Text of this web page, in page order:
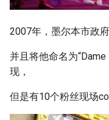
2007年，墨尔本市政
并且将他命名为
现，
但是有10个粉丝现场